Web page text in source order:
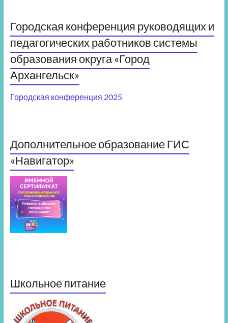
Городская конференция руководящих и
педагогических работников системы
образования округа «Город
Архангельск»
Городская конференция 2025
Дополнительное образование ГИС
«Навигатор»
Школьное питание